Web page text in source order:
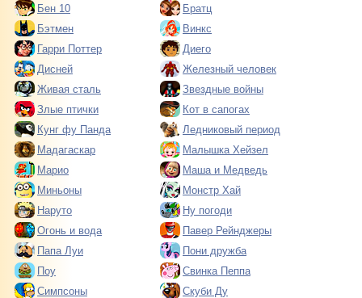
Бен 10
Братц
Бэтмен
Винкс
Гарри Поттер
Диего
Дисней
Железный человек
Живая сталь
Звездные войны
Злые птички
Кот в сапогах
Кунг фу Панда
Ледниковый период
Мадагаскар
Малышка Хейзел
Марио
Маша и Медведь
Миньоны
Монстр Хай
Наруто
Ну погоди
Огонь и вода
Павер Рейнджеры
Папа Луи
Пони дружба
Поу
Свинка Пеппа
Симпсоны
Скуби Ду